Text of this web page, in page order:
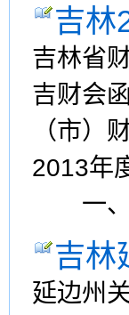
吉林
吉林省
吉财会
（市
2013年
一、
吉林
延边州